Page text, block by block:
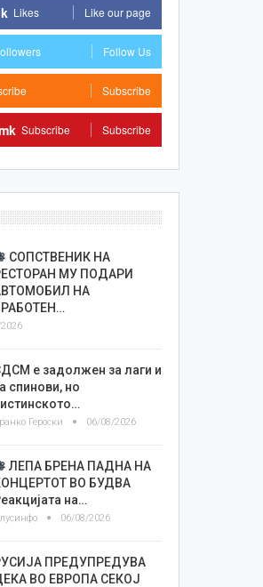
Likes Like our page
Follow Us
Subscribe
Subscribe Subscribe
СОПСТВЕНИК НА
МУ ПОДАРИ
НА
е задолжен за лаги и
спинови, но
Героски 06/08/2026
ЛЕПА БРЕНА ПАДНА НА
ВО БУДВА
на…
06/08/2026
ПРЕДУПРЕДУВА
ВО ЕВРОПА СЕКОЈ